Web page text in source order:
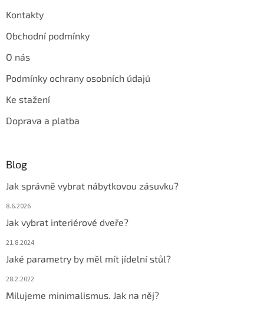
Kontakty
Obchodní podmínky
O nás
Podmínky ochrany osobních údajů
Ke stažení
Doprava a platba
Blog
Jak správně vybrat nábytkovou zásuvku?
8.6.2026
Jak vybrat interiérové dveře?
21.8.2024
Jaké parametry by měl mít jídelní stůl?
28.2.2022
Milujeme minimalismus. Jak na něj?